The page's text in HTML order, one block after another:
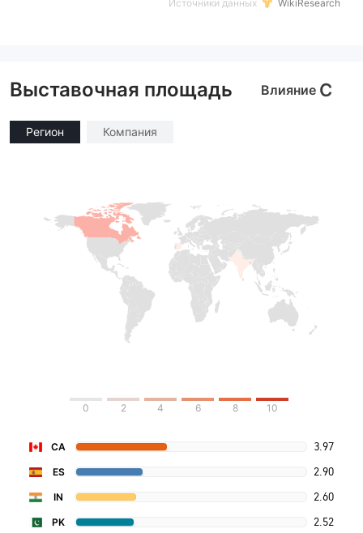
Источники данных WikiResearch
Выставочная площадь Влияние C
Регион Компания
0 2 4 6 8 10
CA 3.97
ES 2.90
IN 2.60
PK 2.52